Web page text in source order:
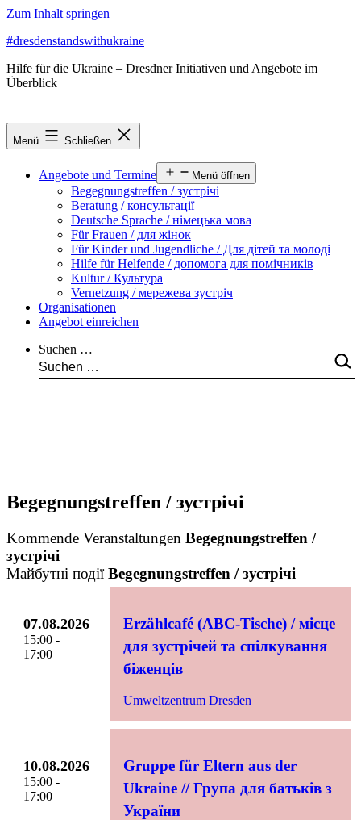
Zum Inhalt springen
#dresdenstandswithukraine
Hilfe für die Ukraine – Dresdner Initiativen und Angebote im
Überblick
Menü Schließen
Angebote und Termine Menü öffnen
Begegnungstreffen / зустрічі
Beratung / консультації
Deutsche Sprache / німецька мова
Für Frauen / для жінок
Für Kinder und Jugendliche / Для дітей та молоді
Hilfe für Helfende / допомога для помічників
Kultur / Культура
Vernetzung / мережева зустріч
Organisationen
Angebot einreichen
Suchen …
Begegnungstreffen / зустрічі
Kommende Veranstaltungen Begegnungstreffen /
зустрічі
Майбутні подіїBegegnungstreffen / зустрічі
07.08.2026
15:00 -
17:00
Erzählcafé (ABC-Tische) / місце
для зустрічей та спілкування
біженців
Umweltzentrum Dresden
10.08.2026
15:00 -
17:00
Gruppe für Eltern aus der
Ukraine // Група для батьків з
України